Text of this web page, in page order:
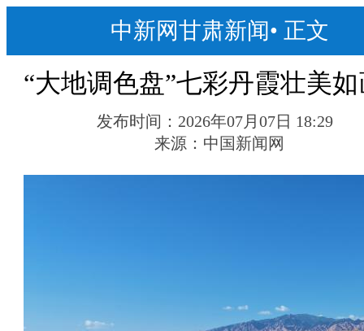
中新网甘肃新闻• 正文
“大地调色盘”七彩丹霞壮美
发布时间： 2026年07月07日 18:29
来源： 中国新闻网